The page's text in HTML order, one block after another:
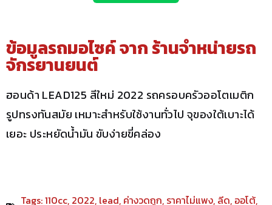
ข้อมูลรถมอไซค์ จากร้านจำหน่ายรถ
จักรยานยนต์
ฮอนด้า LEAD125 สีใหม่ 2022 รถครอบครัวออโตเมติก
รูปทรงทันสมัย เหมาะสำหรับใช้งานทั่วไป จุของใต้เบาะได้
เยอะ ประหยัดน้ำมัน ขับง่ายขี่คล่อง
Tags:110cc, 2022, lead, ค่างวดถูก, ราคาไม่แพง, ลีด, ออโต้,